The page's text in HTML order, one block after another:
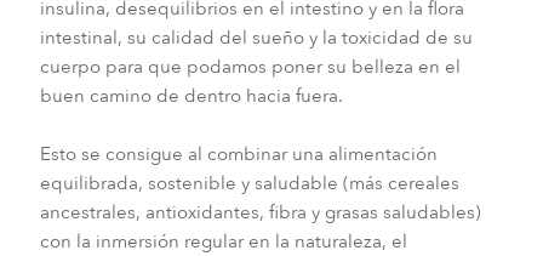
insulina, desequilibrios en el intestino y en la flora
intestinal, su calidad del sueño y la toxicidad de su
cuerpo para que podamos poner su belleza en el
buen camino de dentro hacia fuera.
Esto se consigue al combinar una alimentación
equilibrada, sostenible y saludable (más cereales
ancestrales, antioxidantes, fibra y grasas saludables)
con la inmersión regular en la naturaleza, el